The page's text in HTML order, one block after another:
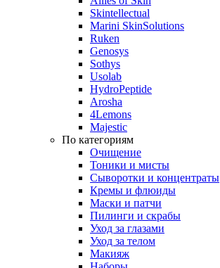
Skintellectual
Marini SkinSolutions
Ruken
Genosys
Sothys
Usolab
HydroPeptide
Arosha
4Lemons
Majestic
По категориям
Очищение
Тоники и мисты
Сыворотки и концентраты
Кремы и флюиды
Маски и патчи
Пилинги и скрабы
Уход за глазами
Уход за телом
Макияж